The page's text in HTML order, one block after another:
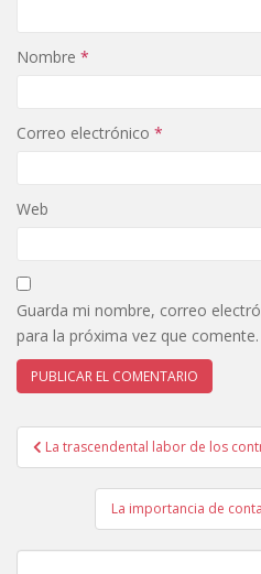
Nombre *
Correo electrónico *
Web
Guarda mi nombre, correo
para la próxima vez que comente.
Navegación
de
entradas
La trascendental labor de los
La importancia de